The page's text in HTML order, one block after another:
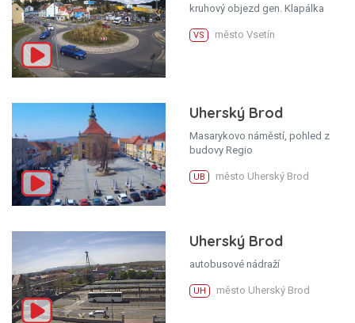
kruhový objezd gen. Klapálka
VS město Vsetín
Uherský Brod
Masarykovo náměstí, pohled z
budovy Regio
UB město Uherský Brod
Uherský Brod
autobusové nádraží
UH město Uherský Brod